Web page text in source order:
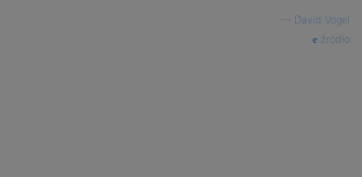
David Vogel
źródło